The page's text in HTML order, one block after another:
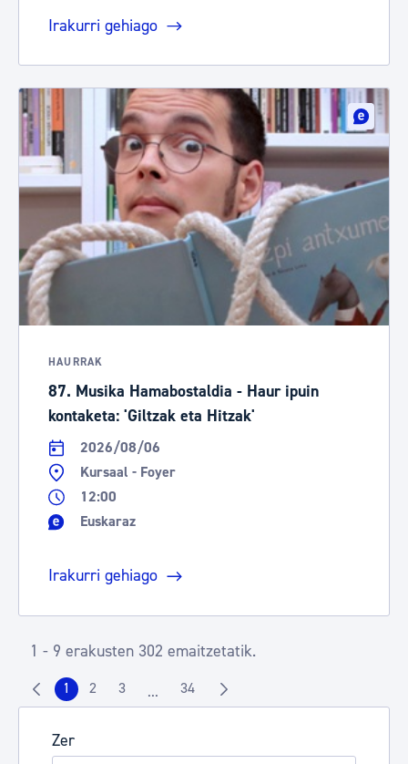
Zer
Irakurri gehiago
HAURRAK
87. Musika Hamabostaldia - Haur ipuin
kontaketa: 'Giltzak eta Hitzak'
2026/08/06
Kursaal - Foyer
12:00
Euskaraz
Irakurri gehiago
1 - 9 erakusten 302 emaitzetatik.
Orrialdea
1 Orrialdea
2 Orrialdea
3 ...Intermediate Pages Use TAB to navigate.
Orrialdea
34